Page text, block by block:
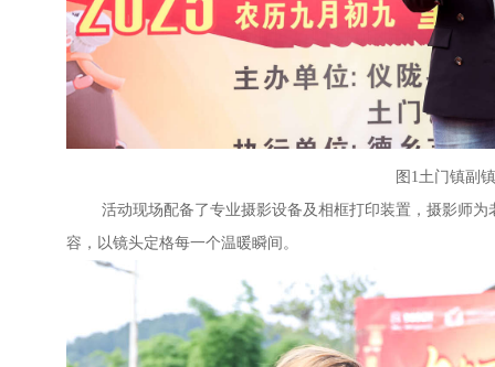
图1土门镇副
活动现场配备了专业摄影设备及相框打印装置，摄影师为
容，以镜头定格每一个温暖瞬间。